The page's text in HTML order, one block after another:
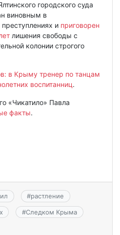
городского суда
виновным в
и приговорен
лишения свободы с
колонии строгого
в Крыму тренер по танцам
воспитанниц.
«Чикатило» Павла
факты.
#растление
#Следком Крыма